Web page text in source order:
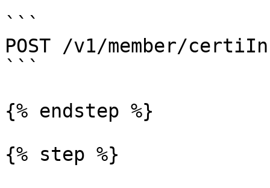
```
POST /v1/member/
```
{% endstep %}
{% step %}